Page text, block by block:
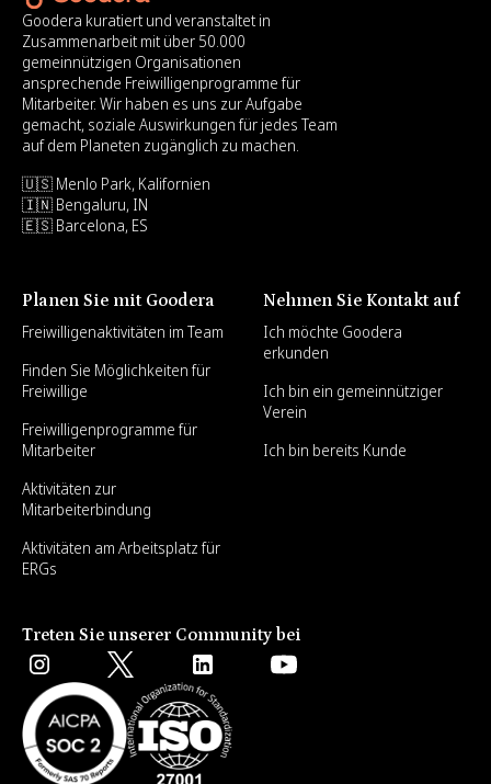
Goodera kuratiert und veranstaltet in
Zusammenarbeit mit über 50.000
gemeinnützigen Organisationen
ansprechende Freiwilligenprogramme für
Mitarbeiter. Wir haben es uns zur Aufgabe
gemacht, soziale Auswirkungen für jedes Team
auf dem Planeten zugänglich zu machen.
🇺🇸 Menlo Park, Kalifornien
🇮🇳 Bengaluru, IN
🇪🇸 Barcelona, ES
Planen Sie mit Goodera
Freiwilligenaktivitäten im Team
Finden Sie Möglichkeiten für
Freiwillige
Freiwilligenprogramme für
Mitarbeiter
Aktivitäten zur
Mitarbeiterbindung
Aktivitäten am Arbeitsplatz für
ERGs
Nehmen Sie Kontakt auf
Ich möchte Goodera
erkunden
Ich bin ein gemeinnütziger
Verein
Ich bin bereits Kunde
Treten Sie unserer Community bei